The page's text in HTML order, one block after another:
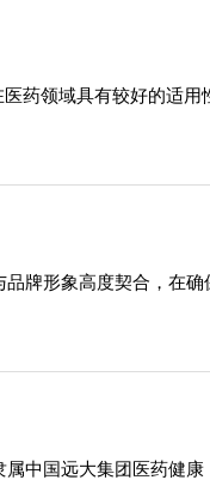
药领域具有较好的适
牌形象高度契合，在
中国远大集团医药健